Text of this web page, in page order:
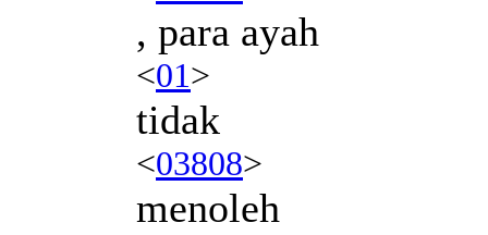
, para ayah
<01>
tidak
<03808>
menoleh